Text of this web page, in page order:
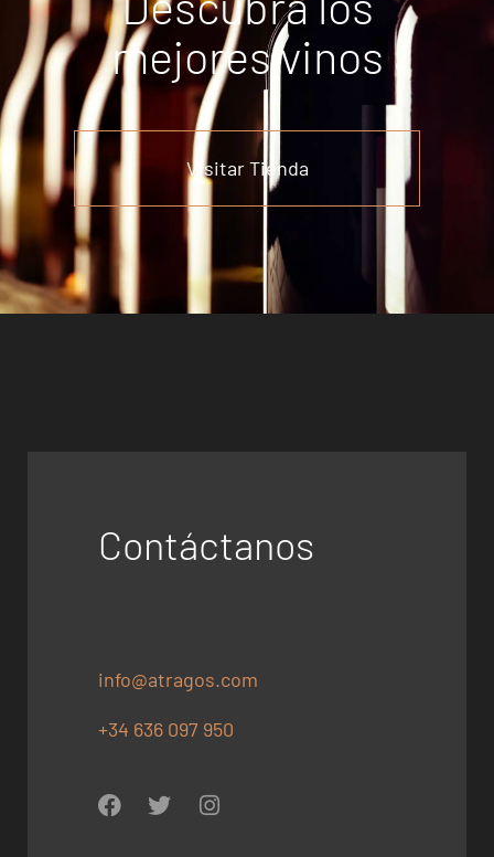
mejores vinos
Visitar Tienda
Contáctanos
info@atragos.com
+34 636 097 950